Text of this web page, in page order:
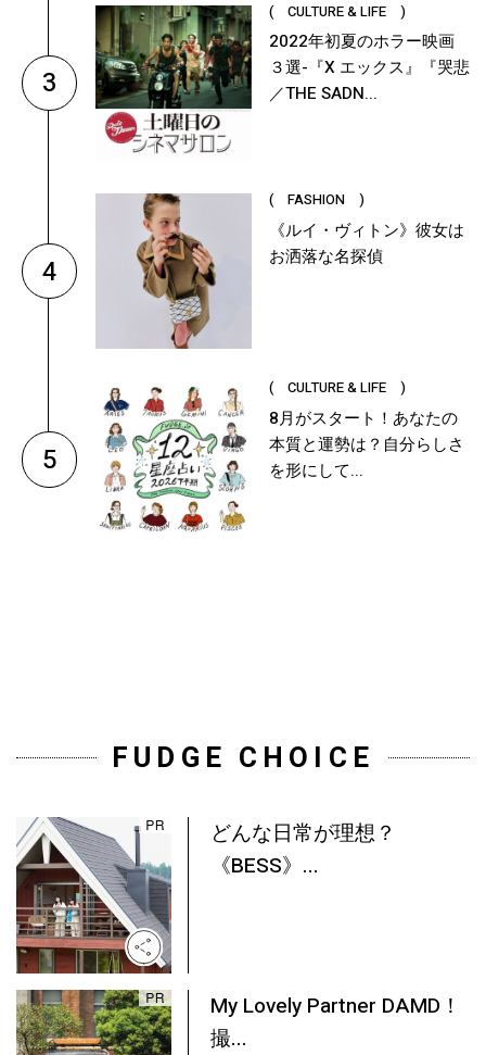
3
( CULTURE & LIFE )
2022年初夏のホラー映画
３選-『X エックス』『哭悲
／THE SADN...
4
( FASHION )
《ルイ・ヴィトン》彼女は
お洒落な名探偵
5
( CULTURE & LIFE )
8月がスタート！あなたの
本質と運勢は？自分らしさ
を形にして...
FUDGE CHOICE
どんな日常が理想？
《BESS》...
My Lovely Partner DAMD！
撮...